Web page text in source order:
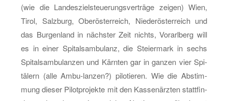
(wie die Lan­des­ziel­steue­rungs­ver­trä­ge zei­gen) Wien,
Tirol, Salz­burg, Ober­ös­ter­reich, Nie­der­ös­ter­reich und
das Bur­gen­land in nächs­ter Zeit nichts, Vor­arl­berg will
es in einer Spi­tals­am­bu­lanz, die Stei­er­mark in sechs
Spi­tals­am­bu­lan­zen und Kärn­ten gar in gan­zen vier Spi­
tä­lern (alle Am­bu-lan­zen?) pi­lo­tie­ren. Wie die Ab­stim­
mung die­ser Pi­lot­pro­jek­te mit den Kas­sen­ärz­ten statt­fin­